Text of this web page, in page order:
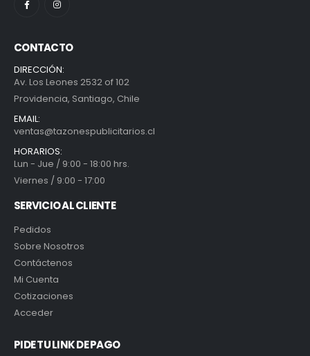
CONTACTO
DIRECCIÓN:
Av. Los Leones 2532 of 102
Providencia, Santiago, Chile
EMAIL:
ventas@tazonespublicitarios.cl
HORARIOS:
Lun - Jue / 9:00 - 18:00 hrs.
Viernes / 9:00 - 17:00
SERVICIO AL CLIENTE
Pedidos
Sobre Nosotros
Contáctenos
Mi Cuenta
Cotizaciones
Acceder
PIDE TU LINK DE PAGO